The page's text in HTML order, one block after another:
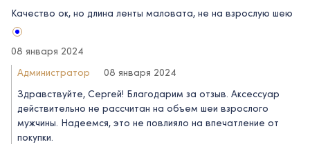
Качество ок, но длина ленты маловата, не на взрослую шею
08 января 2024
Администратор
08 января 2024
Здравствуйте, Сергей! Благодарим за отзыв. Аксессуар
действительно не рассчитан на объем шеи взрослого
мужчины. Надеемся, это не повлияло на впечатление от
покупки.